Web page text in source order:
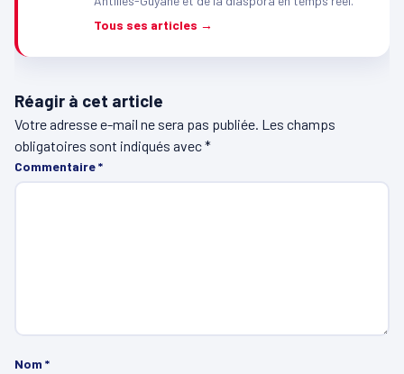
Tous ses articles →
Réagir à cet article
Votre adresse e-mail ne sera pas publiée. Les champs
obligatoires sont indiqués avec*
Commentaire*
Nom *